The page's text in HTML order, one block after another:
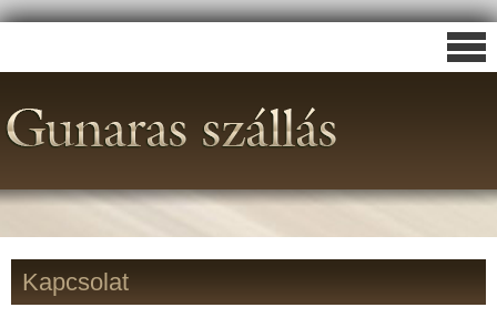
Kapcsolat